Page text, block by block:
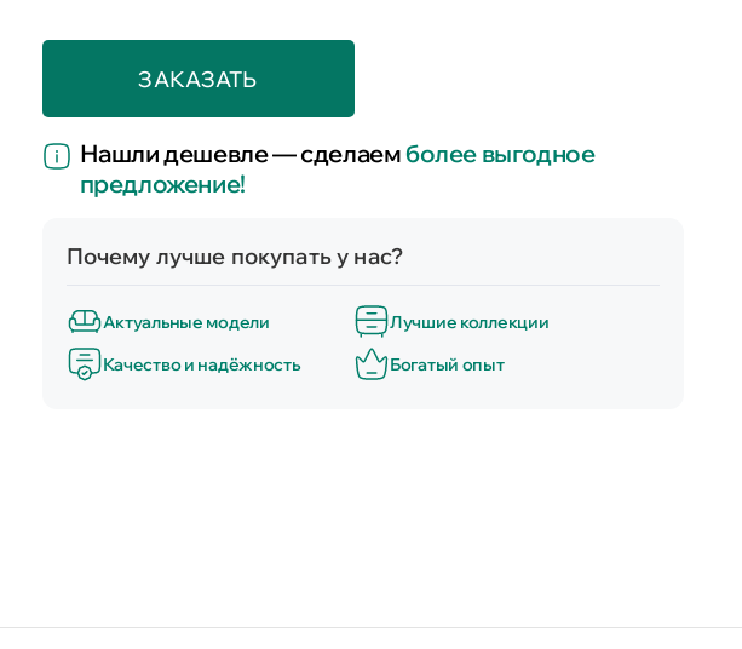
ЗАКАЗАТЬ
Нашли дешевле — сделаемболее выгодное
предложение!
Почему лучше покупать у нас?
Актуальные модели
Лучшие коллекции
Качество и надёжность
Богатый опыт